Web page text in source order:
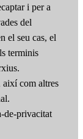
i per a
del
el seu cas, el
terminis
així com altres
de-privacitat